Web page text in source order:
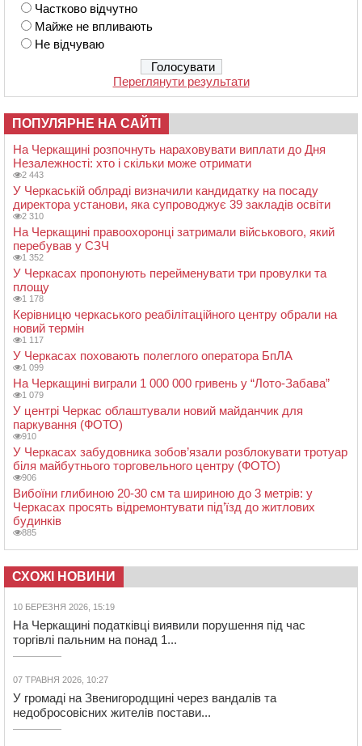
Частково відчутно
Майже не впливають
Не відчуваю
Переглянути результати
ПОПУЛЯРНЕ НА САЙТІ
На Черкащині розпочнуть нараховувати виплати до Дня
Незалежності: хто і скільки може отримати
2 443
У Черкаській облраді визначили кандидатку на посаду
директора установи, яка супроводжує 39 закладів освіти
2 310
На Черкащині правоохоронці затримали військового, який
перебував у СЗЧ
1 352
У Черкасах пропонують перейменувати три провулки та
площу
1 178
Керівницю черкаського реабілітаційного центру обрали на
новий термін
1 117
У Черкасах поховають полеглого оператора БпЛА
1 099
На Черкащині виграли 1 000 000 гривень у “Лото-Забава”
1 079
У центрі Черкас облаштували новий майданчик для
паркування (ФОТО)
910
У Черкасах забудовника зобов’язали розблокувати тротуар
біля майбутнього торговельного центру (ФОТО)
906
Вибоїни глибиною 20-30 см та шириною до 3 метрів: у
Черкасах просять відремонтувати під’їзд до житлових
будинків
885
СХОЖІ НОВИНИ
10 БЕРЕЗНЯ 2026, 15:19
На Черкащині податківці виявили порушення під час
торгівлі пальним на понад 1...
07 ТРАВНЯ 2026, 10:27
У громаді на Звенигородщині через вандалів та
недобросовісних жителів постави...